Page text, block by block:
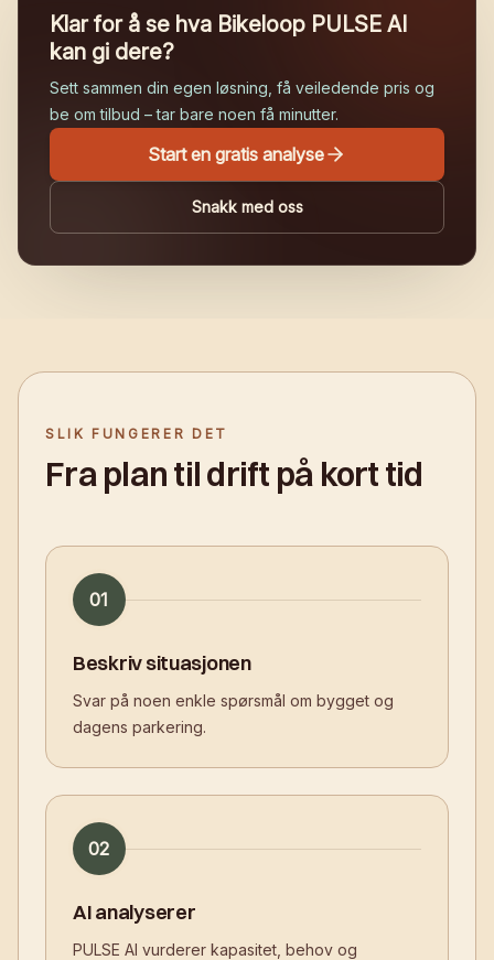
Klar for å se hva Bikeloop PULSE AI
kan gi dere?
Sett sammen din egen løsning, få veiledende pris og
be om tilbud – tar bare noen få minutter.
Start en gratis analyse
Snakk med oss
SLIK FUNGERER DET
Fra plan til drift på kort tid
01
Beskriv situasjonen
Svar på noen enkle spørsmål om bygget og
dagens parkering.
02
AI analyserer
PULSE AI vurderer kapasitet, behov og